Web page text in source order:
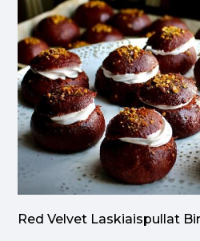
Red Velvet Laskiaispullat